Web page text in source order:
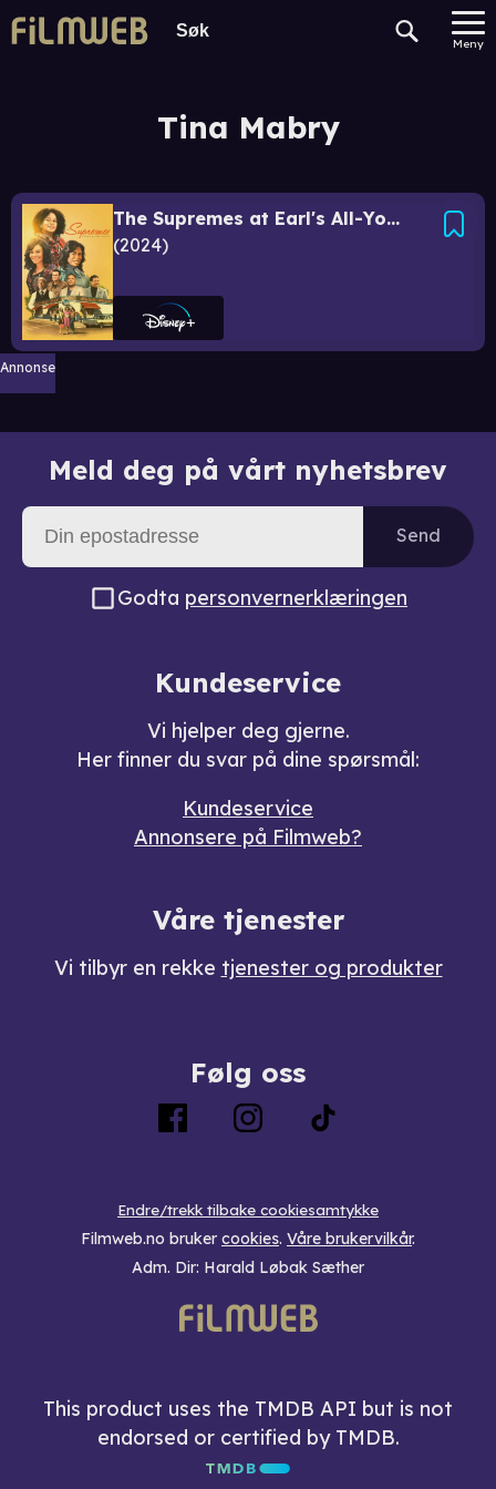
Meny
Tina Mabry
The Supremes at Earl's All-You-Can-Eat
2024
Annonse
Meld deg på vårt nyhetsbrev
Send
Godta personvernerklæringen
Kundeservice
Vi hjelper deg gjerne.
Her finner du svar på dine spørsmål:
Kundeservice
Annonsere på Filmweb?
Våre tjenester
Vi tilbyr en rekke tjenester og produkter
Følg oss
Endre/trekk tilbake cookiesamtykke
Filmweb.no bruker cookies. Våre brukervilkår.
Adm. Dir: Harald Løbak Sæther
This product uses the TMDB API but is not
endorsed or certified by TMDB.